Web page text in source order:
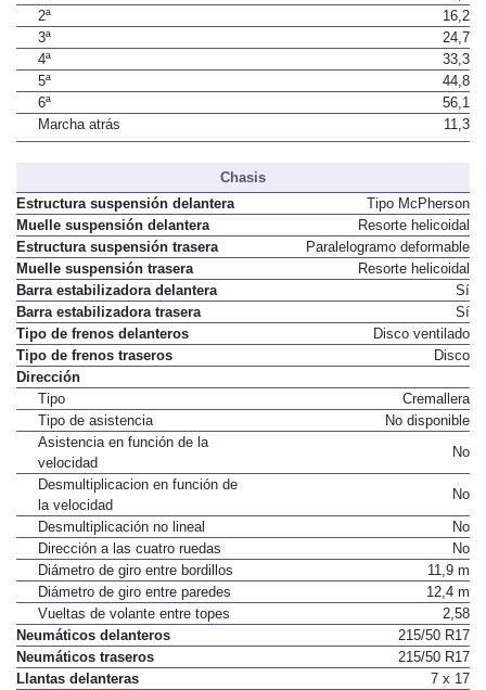
1ª
9,3
2ª
16,2
3ª
24,7
4ª
33,3
5ª
44,8
6ª
56,1
Marcha atrás
11,3
Chasis
Estructura suspensión delantera
Tipo McPherson
Muelle suspensión delantera
Resorte helicoidal
Estructura suspensión trasera
Paralelogramo deformable
Muelle suspensión trasera
Resorte helicoidal
Barra estabilizadora delantera
Sí
Barra estabilizadora trasera
Sí
Tipo de frenos delanteros
Disco ventilado
Tipo de frenos traseros
Dirección
Tipo
Cremallera
Tipo de asistencia
Asistencia en función de la
velocidad
No
Desmultiplicacion en función de
la velocidad
No
Desmultiplicación no lineal
No
Dirección a las cuatro ruedas
No
Diámetro de giro entre bordillos
11,9 m
Diámetro de giro entre paredes
12,4 m
Vueltas de volante entre topes
2,58
Neumáticos delanteros
215/50 R17
Neumáticos traseros
215/50 R17